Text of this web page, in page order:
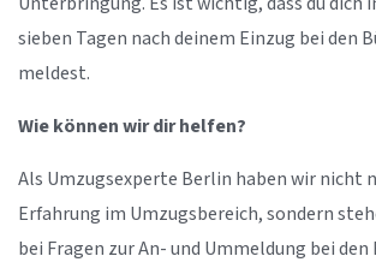
sieben Tagen nach deinem Einzug bei den
meldest.
Wie können wir dir helfen?
Als Umzugsexperte Berlin haben wir nicht
Erfahrung im Umzugsbereich, sondern
bei Fragen zur An- und Ummeldung bei